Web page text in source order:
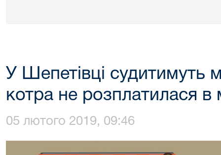
У Шепетівці судитимуть
котра не розплатилася в
05 лютого 2019, 09:46